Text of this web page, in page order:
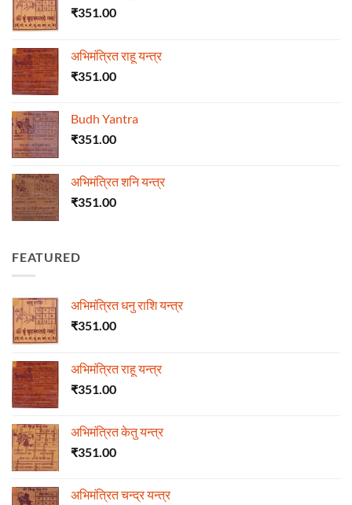
₹351.00
अभिमंत्रित राहू यन्त्र
₹351.00
Budh Yantra
₹351.00
अभिमंत्रित शनि यन्त्र
₹351.00
FEATURED
अभिमंत्रित धनु राशि यन्त्र
₹351.00
अभिमंत्रित राहू यन्त्र
₹351.00
अभिमंत्रित केतु यन्त्र
₹351.00
अभिमंत्रित चन्द्र यन्त्र